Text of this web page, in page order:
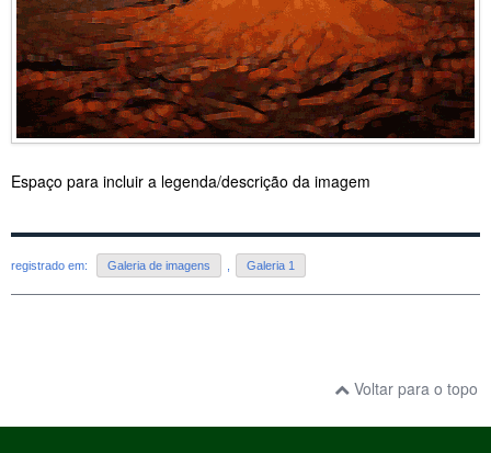
Espaço para incluir a legenda/descrição da imagem
registrado em: Galeria de imagens Galeria 1
Voltar para o topo